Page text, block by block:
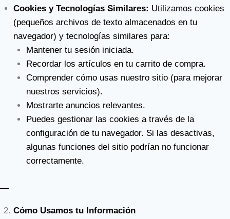
Cookies y Tecnologías Similares: Utilizamos cookies
(pequeños archivos de texto almacenados en tu
navegador) y tecnologías similares para:
Mantener tu sesión iniciada.
Recordar los artículos en tu carrito de compra.
Comprender cómo usas nuestro sitio (para mejorar
nuestros servicios).
Mostrarte anuncios relevantes.
Puedes gestionar las cookies a través de la
configuración de tu navegador. Si las desactivas,
algunas funciones del sitio podrían no funcionar
correctamente.
—
Cómo Usamos tu Información